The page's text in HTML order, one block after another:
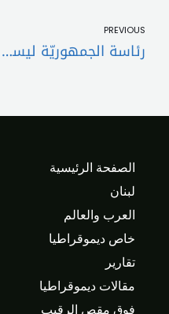
PREVIOUS
رئاسة الجمهوريّة ليست بدلًا عن ضائع، ولن تكون جائزة ترضية لمحور المقاومة
الصفحة الرئيسية
لبنان
العرب والعالم
خاص ديموقراطيا
تقارير
مقالات ديموقراطيا
فوق مقص الرقيب